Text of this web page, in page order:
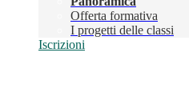
Offerta formativa
I progetti delle classi
Iscrizioni